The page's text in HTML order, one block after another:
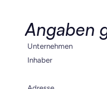
Angaben
Unternehmen
Inhaber